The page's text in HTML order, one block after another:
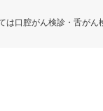
は口腔がん検診・舌が